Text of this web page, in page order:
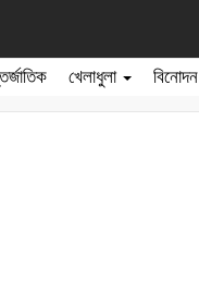
খেলাধুলা বিনোদন